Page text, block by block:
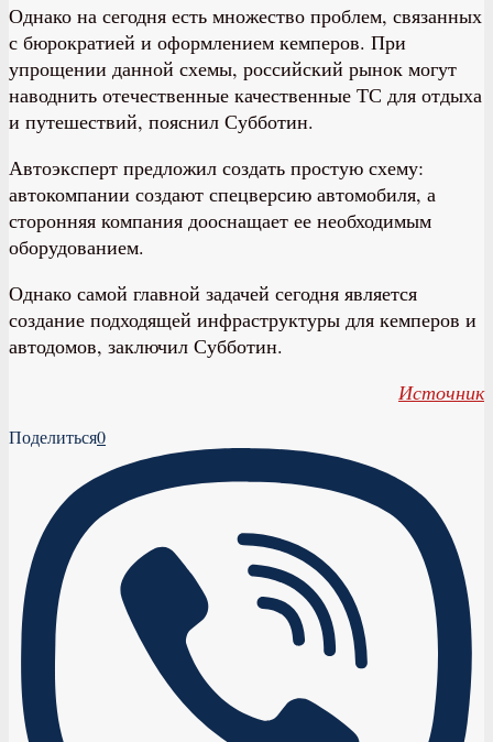
Однако на сегодня есть множество проблем, связанных
с бюрократией и оформлением кемперов. При
упрощении данной схемы, российский рынок могут
наводнить отечественные качественные ТС для отдыха
и путешествий, пояснил Субботин.
Автоэксперт предложил создать простую схему:
автокомпании создают спецверсию автомобиля, а
сторонняя компания дооснащает ее необходимым
оборудованием.
Однако самой главной задачей сегодня является
создание подходящей инфраструктуры для кемперов и
автодомов, заключил Субботин.
Источник
Поделиться0